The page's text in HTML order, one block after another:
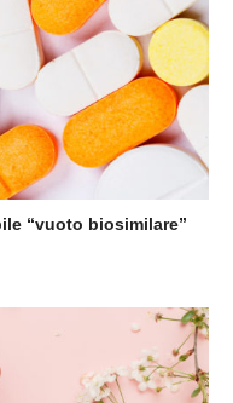
“vuoto biosimilare”